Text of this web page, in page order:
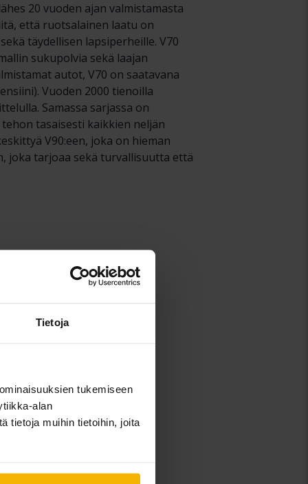
Tietoja
tukemiseen
alan
tietoja muihin tietoihin, joita
20 vuoden ajan valmistamasta
että ruotsalainen laatu on
täydellisen lapsiperheille. V70
sukupolvia sekä laajan
autot, V70 on saatavana
Vuoden 2000 tienoilla
Samassa sarjassa on
tasaisesti kaikkien neljän
V90:een, joka on hieman
joka tarjoaa sekä turvallisuutta että
Volvo XC60